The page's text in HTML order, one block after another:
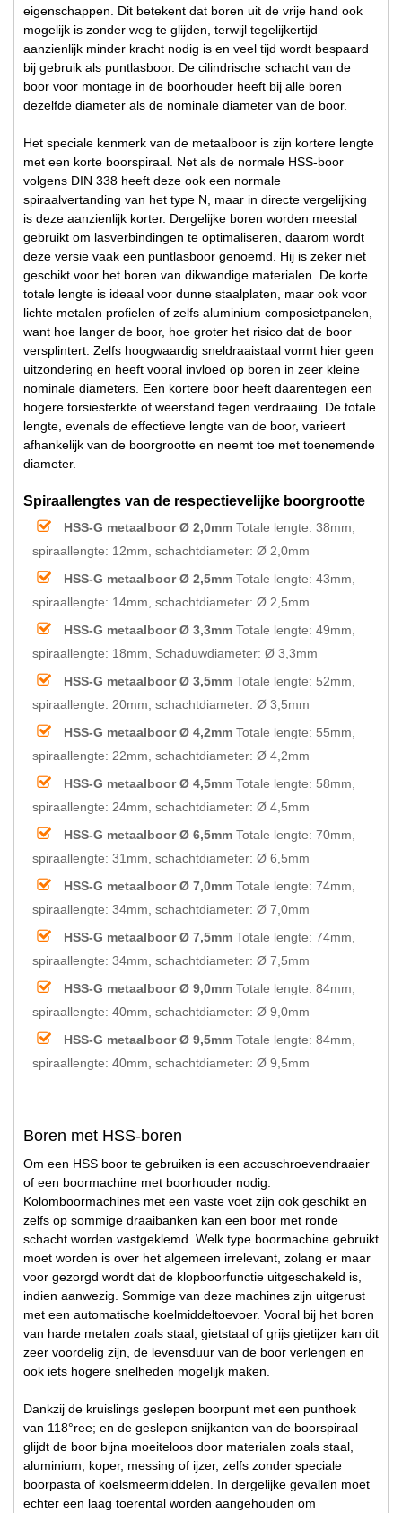
eigenschappen. Dit betekent dat boren uit de vrije hand ook
mogelijk is zonder weg te glijden, terwijl tegelijkertijd
aanzienlijk minder kracht nodig is en veel tijd wordt bespaard
bij gebruik als puntlasboor. De cilindrische schacht van de
boor voor montage in de boorhouder heeft bij alle boren
dezelfde diameter als de nominale diameter van de boor.
Het speciale kenmerk van de metaalboor is zijn kortere lengte
met een korte boorspiraal. Net als de normale HSS-boor
volgens DIN 338 heeft deze ook een normale
spiraalvertanding van het type N, maar in directe vergelijking
is deze aanzienlijk korter. Dergelijke boren worden meestal
gebruikt om lasverbindingen te optimaliseren, daarom wordt
deze versie vaak een puntlasboor genoemd. Hij is zeker niet
geschikt voor het boren van dikwandige materialen. De korte
totale lengte is ideaal voor dunne staalplaten, maar ook voor
lichte metalen profielen of zelfs aluminium composietpanelen,
want hoe langer de boor, hoe groter het risico dat de boor
versplintert. Zelfs hoogwaardig sneldraaistaal vormt hier geen
uitzondering en heeft vooral invloed op boren in zeer kleine
nominale diameters. Een kortere boor heeft daarentegen een
hogere torsiesterkte of weerstand tegen verdraaiing. De totale
lengte, evenals de effectieve lengte van de boor, varieert
afhankelijk van de boorgrootte en neemt toe met toenemende
diameter.
Spiraallengtes van de respectievelijke boorgrootte
HSS-G metaalboor Ø 2,0mm Totale lengte: 38mm,
spiraallengte: 12mm, schachtdiameter: Ø 2,0mm
HSS-G metaalboor Ø 2,5mm Totale lengte: 43mm,
spiraallengte: 14mm, schachtdiameter: Ø 2,5mm
HSS-G metaalboor Ø 3,3mm Totale lengte: 49mm,
spiraallengte: 18mm, Schaduwdiameter: Ø 3,3mm
HSS-G metaalboor Ø 3,5mm Totale lengte: 52mm,
spiraallengte: 20mm, schachtdiameter: Ø 3,5mm
HSS-G metaalboor Ø 4,2mm Totale lengte: 55mm,
spiraallengte: 22mm, schachtdiameter: Ø 4,2mm
HSS-G metaalboor Ø 4,5mm Totale lengte: 58mm,
spiraallengte: 24mm, schachtdiameter: Ø 4,5mm
HSS-G metaalboor Ø 6,5mm Totale lengte: 70mm,
spiraallengte: 31mm, schachtdiameter: Ø 6,5mm
HSS-G metaalboor Ø 7,0mm Totale lengte: 74mm,
spiraallengte: 34mm, schachtdiameter: Ø 7,0mm
HSS-G metaalboor Ø 7,5mm Totale lengte: 74mm,
spiraallengte: 34mm, schachtdiameter: Ø 7,5mm
HSS-G metaalboor Ø 9,0mm Totale lengte: 84mm,
spiraallengte: 40mm, schachtdiameter: Ø 9,0mm
HSS-G metaalboor Ø 9,5mm Totale lengte: 84mm,
spiraallengte: 40mm, schachtdiameter: Ø 9,5mm
Boren met HSS-boren
Om een HSS boor te gebruiken is een accuschroevendraaier
of een boormachine met boorhouder nodig.
Kolomboormachines met een vaste voet zijn ook geschikt en
zelfs op sommige draaibanken kan een boor met ronde
schacht worden vastgeklemd. Welk type boormachine gebruikt
moet worden is over het algemeen irrelevant, zolang er maar
voor gezorgd wordt dat de klopboorfunctie uitgeschakeld is,
indien aanwezig. Sommige van deze machines zijn uitgerust
met een automatische koelmiddeltoevoer. Vooral bij het boren
van harde metalen zoals staal, gietstaal of grijs gietijzer kan dit
zeer voordelig zijn, de levensduur van de boor verlengen en
ook iets hogere snelheden mogelijk maken.
Dankzij de kruislings geslepen boorpunt met een punthoek
van 118°ree; en de geslepen snijkanten van de boorspiraal
glijdt de boor bijna moeiteloos door materialen zoals staal,
aluminium, koper, messing of ijzer, zelfs zonder speciale
boorpasta of koelsmeermiddelen. In dergelijke gevallen moet
echter een laag toerental worden aangehouden om